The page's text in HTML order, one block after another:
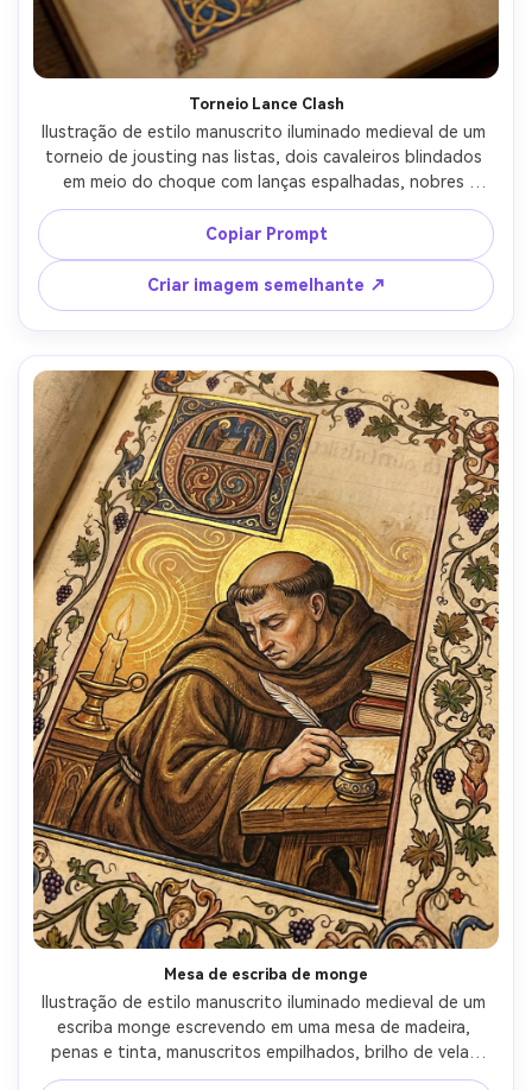
Torneio Lance Clash
Ilustração de estilo manuscrito iluminado medieval de um
torneio de jousting nas listas, dois cavaleiros blindados
em meio do choque com lanças espalhadas, nobres
torcendo em uma galeria, bandeiras heráldicas e brasões,
pigmentos medievais brilhantes, sotaques de folha de
ouro, borda decorativa com rosas e nós, composição
diagonal dinâmica, energia celebrativa, lente de 85mm,
profundidade de campo rasa, iluminação cinematográfica
suave-AR 4:5
Copiar Prompt
Criar imagem semelhante ↗
Mesa de escriba de monge
Ilustração de estilo manuscrito iluminado medieval de um
escriba monge escrevendo em uma mesa de madeira,
penas e tinta, manuscritos empilhados, brilho de velas
renderizado como destaques medievais planos, letra
Crie imagens com
IA sem limites.
100% grátis!
Comece Grátis →